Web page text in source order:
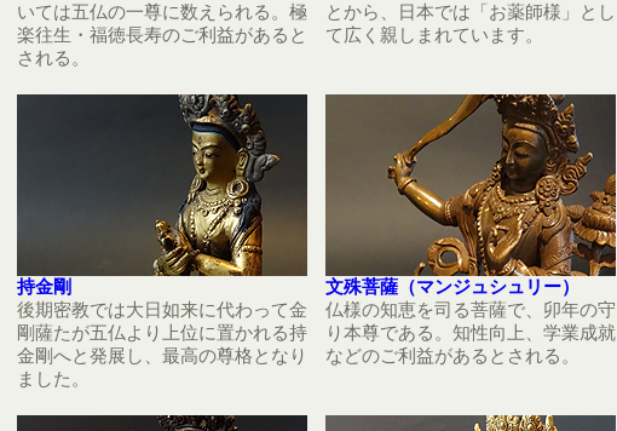
いては五仏の一尊に数えられる。極
楽往生・福徳長寿のご利益があると
される。
とから、日本では「お薬師様」とし
て広く親しまれています。
持金剛
後期密教では大日如来に代わって金
剛薩たが五仏より上位に置かれる持
金剛へと発展し、最高の尊格となり
ました。
文殊菩薩（マンジュシュリー）
仏様の知恵を司る菩薩で、卯年の守
り本尊である。知性向上、学業成就
などのご利益があるとされる。